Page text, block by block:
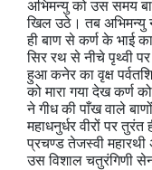
अभिमन्‍यु को उस समय
खिल उठे। तब
ही बाण से कर्ण के भाई
सिर रथ से नीचे पृथ्‍वी
हुआ कनेर का वृक्ष
को मारा गया देख कर्ण
ने गीध की पाँख वाले
महाधनुर्धर वीरों पर
प्रचण्‍ड तेजस्‍वी
उस विशाल चतुरंगिणी